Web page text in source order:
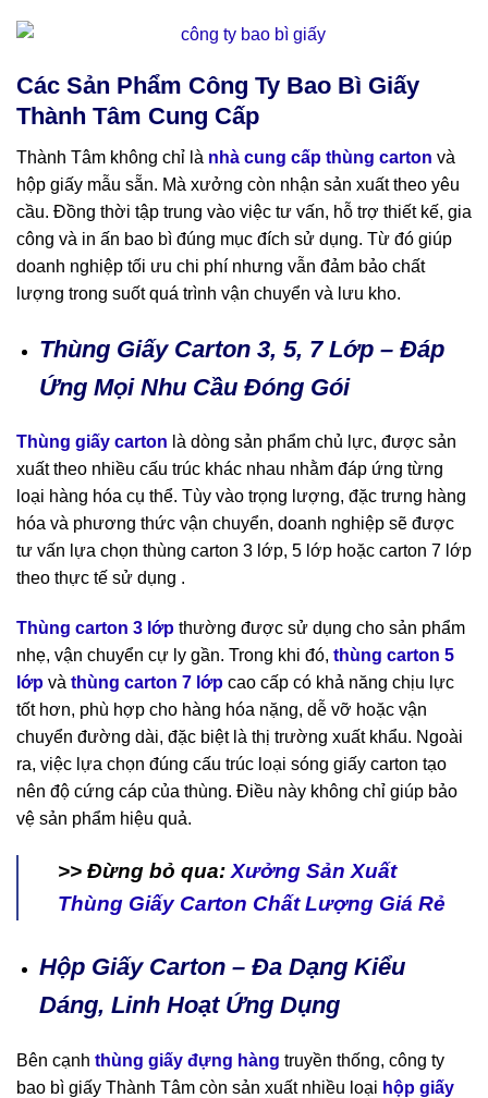
Các Sản Phẩm Công Ty Bao Bì Giấy
Thành Tâm Cung Cấp
Thành Tâm không chỉ là nhà cung cấp thùng carton và
hộp giấy mẫu sẵn. Mà xưởng còn nhận sản xuất theo yêu
cầu. Đồng thời tập trung vào việc tư vấn, hỗ trợ thiết kế, gia
công và in ấn bao bì đúng mục đích sử dụng. Từ đó giúp
doanh nghiệp tối ưu chi phí nhưng vẫn đảm bảo chất
lượng trong suốt quá trình vận chuyển và lưu kho.
Thùng Giấy Carton 3, 5, 7 Lớp – Đáp
Ứng Mọi Nhu Cầu Đóng Gói
Thùng giấy carton là dòng sản phẩm chủ lực, được sản
xuất theo nhiều cấu trúc khác nhau nhằm đáp ứng từng
loại hàng hóa cụ thể. Tùy vào trọng lượng, đặc trưng hàng
hóa và phương thức vận chuyển, doanh nghiệp sẽ được
tư vấn lựa chọn thùng carton 3 lớp, 5 lớp hoặc carton 7 lớp
theo thực tế sử dụng .
Thùng carton 3 lớp thường được sử dụng cho sản phẩm
nhẹ, vận chuyển cự ly gần. Trong khi đó, thùng carton 5
lớp và thùng carton 7 lớp cao cấp có khả năng chịu lực
tốt hơn, phù hợp cho hàng hóa nặng, dễ vỡ hoặc vận
chuyển đường dài, đặc biệt là thị trường xuất khẩu. Ngoài
ra, việc lựa chọn đúng cấu trúc loại sóng giấy carton tạo
nên độ cứng cáp của thùng. Điều này không chỉ giúp bảo
vệ sản phẩm hiệu quả.
>> Đừng bỏ qua: Xưởng Sản Xuất
Thùng Giấy Carton Chất Lượng Giá Rẻ
Hộp Giấy Carton – Đa Dạng Kiểu
Dáng, Linh Hoạt Ứng Dụng
Bên cạnh thùng giấy đựng hàng truyền thống, công ty
bao bì giấy Thành Tâm còn sản xuất nhiều loại hộp giấy